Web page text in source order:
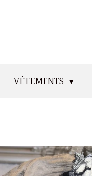
VÉTEMENTS